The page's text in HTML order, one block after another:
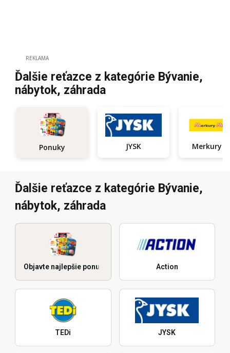
REKLAMA
Ďalšie reťazce z kategórie Bývanie,
nábytok, záhrada
Ponuky JYSK
Ďalšie reťazce z kategórie Bývanie,
nábytok, záhrada
Objavte najlepšie ponuky Action
TEDi JYSK